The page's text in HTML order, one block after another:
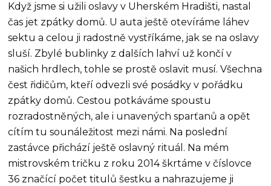
Když jsme si užili oslavy v Uherském Hradišti, nastal
čas jet zpátky domů. U auta ještě otevíráme láhev
sektu a celou ji radostně vystříkáme, jak se na oslavy
sluší. Zbylé bublinky z dalších lahví už končí v
našich hrdlech, tohle se prostě oslavit musí. Všechna
čest řidičům, kteří odvezli své posádky v pořádku
zpátky domů. Cestou potkáváme spoustu
rozradostněných, ale i unavených sparťanů a opět
cítím tu sounáležitost mezi námi. Na poslední
zastávce přichází ještě oslavný rituál. Na mém
mistrovském tričku z roku 2014 škrtáme v číslovce
36 značící počet titulů šestku a nahrazujeme ji